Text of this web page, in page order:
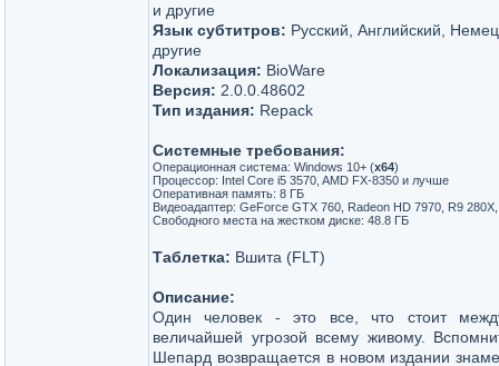
и другие
Язык субтитров: Русский, Английский,
другие
Локализация: BioWare
Версия: 2.0.0.48602
Тип издания: Repack
Системные требования:
Операционная система: Windows 10+ (х64)
Процессор: Intel Core i5 3570, AMD FX-8350 и лучше
Оперативная память: 8 ГБ
Видеоадаптер: GeForce GTX 760, Radeon HD 7970, R9
Свободного места на жестком диске: 48.8 ГБ
Таблетка: Вшита (FLT)
Описание:
Один человек - это все, что стоит
величайшей угрозой всему живому.
Шепард возвращается в новом издании